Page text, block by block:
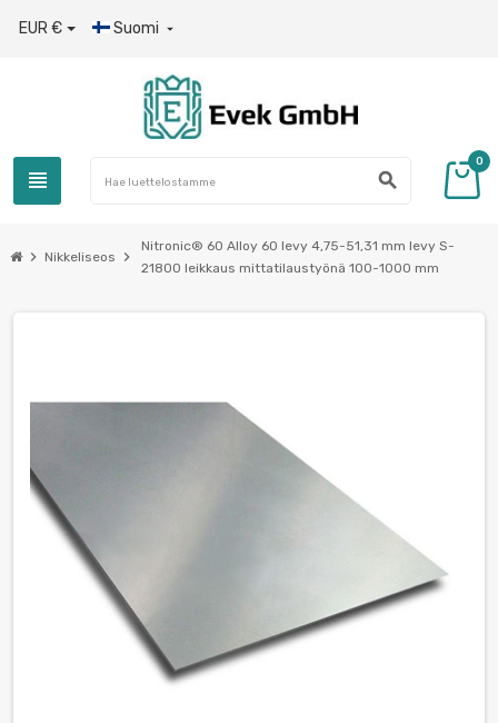
EUR € Suomi 
view_headline search
0
chevron_right Nikkeliseos chevron_right
Nitronic® 60 Alloy 60 levy 4,75-51,31 mm levy S-
21800 leikkaus mittatilaustyönä 100-1000 mm